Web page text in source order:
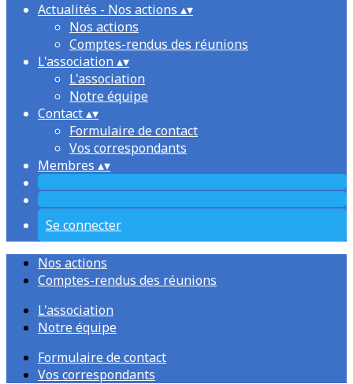
Actualités - Nos actions ▴▾
Nos actions
Comptes-rendus des réunions
L'association▴▾
L'association
Notre équipe
Contact▴▾
Formulaire de contact
Vos correspondants
Membres ▴▾
Se connecter
Nos actions
Comptes-rendus des réunions
L'association
Notre équipe
Formulaire de contact
Vos correspondants